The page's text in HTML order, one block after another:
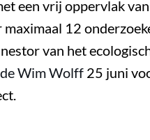
een vrij oppervlak
12
nestor van het
Wim Wolff 25 juni